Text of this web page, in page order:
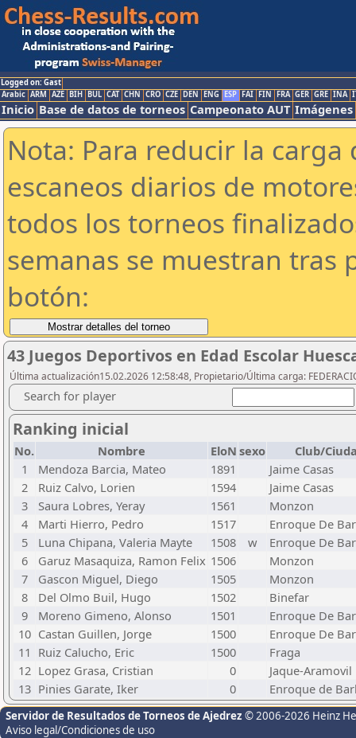
Logged on: Gast
Arabic ARM AZE BIH BUL CAT CHN CRO CZE DEN ENG ESP FAI FIN FRA GER GRE INA
Inicio Base de datos de torneos Campeonato AUT Imágenes
Nota: Para reducir la
escaneos diarios de
todos los torneos
semanas se muestran tras
botón:
43 Juegos Deportivos en Edad Escolar
Última actualización15.02.2026 12:58:48, Propietario/Última carga:
Search for player
Ranking inicial
No. Nombre EloN sexo
Club/
1
Mendoza Barcia, Mateo 1891
Jaime Casas
2
Ruiz Calvo, Lorien 1594
Jaime Casas
3
Saura Lobres, Yeray 1561
Monzon
4
Marti Hierro, Pedro 1517
Enroque De
5
Luna Chipana, Valeria Mayte 1508 w
Enroque De
6
Garuz Masaquiza, Ramon Felix 1506
Monzon
7
Gascon Miguel, Diego 1505
Monzon
8
Del Olmo Buil, Hugo 1502
Binefar
9
Moreno Gimeno, Alonso 1501
Enroque De
10 Castan Guillen, Jorge 1500
Enroque De
11 Ruiz Calucho, Eric 1500
Fraga
12 Lopez Grasa, Cristian 0
Jaque-Aramovil
13 Pinies Garate, Iker 0 Enroque de
Servidor de Resultados de Torneos de Ajedrez © 2006-2026 Heinz
Aviso legal/Condiciones de uso